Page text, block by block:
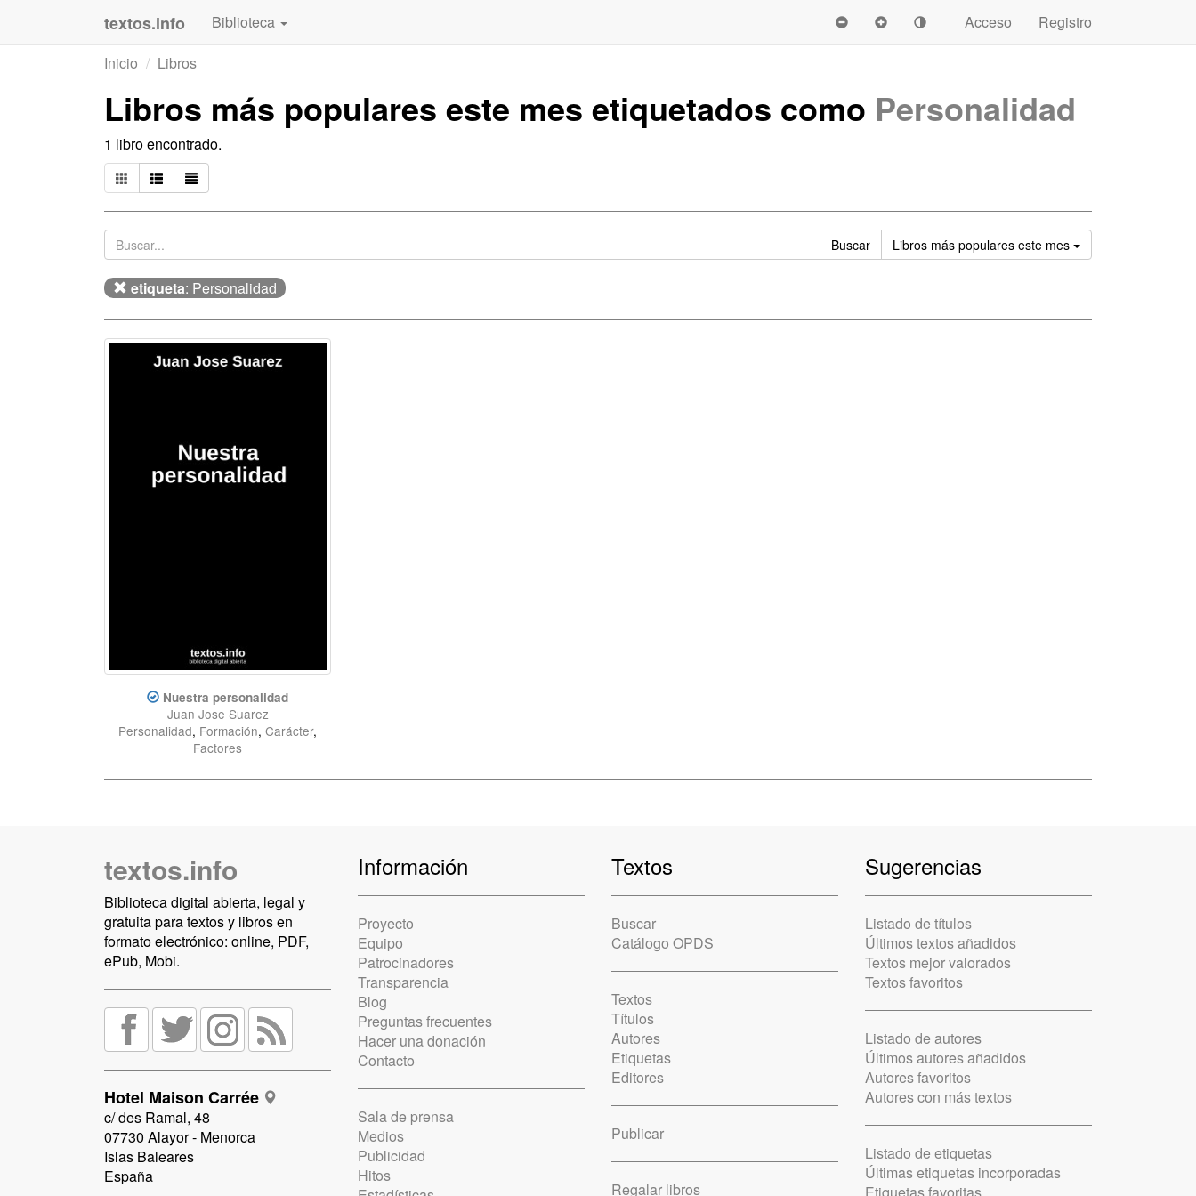
textos.info Biblioteca Acceso
Registro
Inicio
Libros
Libros más populares este mes etiquetados como Personalidad
1 libro encontrado.
Buscar Libros más populares este mes Ordenar
etiqueta: Personalidad
Nuestra personalidad
Juan Jose Suarez
Personalidad, Formación, Carácter,
Factores
textos.info
Biblioteca digital abierta, legal y
gratuita para textos y libros en
formato electrónico: online, PDF,
ePub, Mobi.
Hotel Maison Carrée
c/ des Ramal, 48
07730 Alayor - Menorca
Islas Baleares
España
Información
Proyecto
Equipo
Patrocinadores
Transparencia
Blog
Preguntas frecuentes
Hacer una donación
Contacto
Sala de prensa
Medios
Publicidad
Hitos
Textos
Buscar
Catálogo OPDS
Textos
Títulos
Autores
Etiquetas
Editores
Publicar
Regalar libros
Sugerencias
Listado de títulos
Últimos textos añadidos
Textos mejor valorados
Textos favoritos
Listado de autores
Últimos autores añadidos
Autores favoritos
Autores con más textos
Listado de etiquetas
Últimas etiquetas incorporadas